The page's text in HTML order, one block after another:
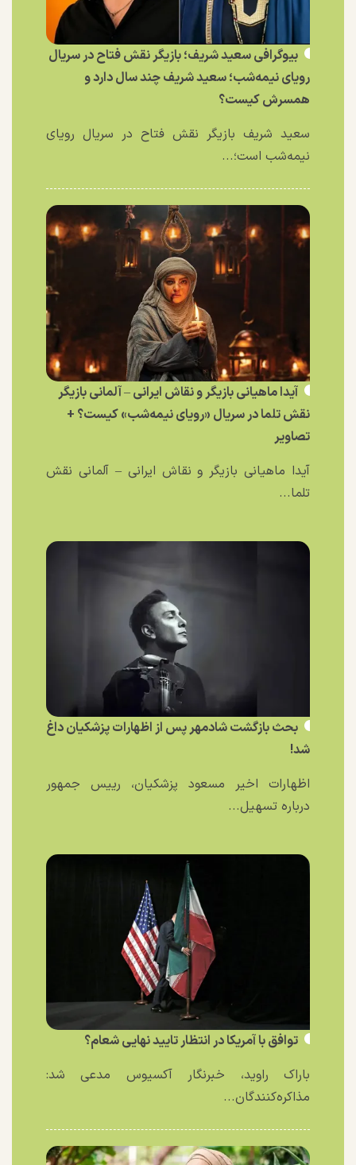
بیوگرافی سعید شریف؛ بازیگر نقش فتاح در سریال
رویای نیمه‌شب؛ سعید شریف چند سال دارد و
همسرش کیست؟
سعید شریف بازیگر نقش فتاح در سریال رویای
نیمه‌شب است؛...
آیدا ماهیانی بازیگر و نقاش ایرانی – آلمانی بازیگر
نقش تلما در سریال «رویای نیمه‌شب» کیست؟ +
تصاویر
آیدا ماهیانی بازیگر و نقاش ایرانی – آلمانی نقش
تلما...
بحث بازگشت شادمهر پس از اظهارات پزشکیان داغ
شد!
اظهارات اخیر مسعود پزشکیان، رییس جمهور
درباره تسهیل...
توافق با آمریکا در انتظار تایید نهایی شعام؟
باراک راوید، خبرنگار آکسیوس مدعی شد:
مذاکره‌کنندگان...